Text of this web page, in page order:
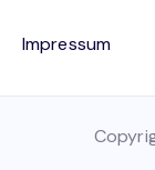
Impressum